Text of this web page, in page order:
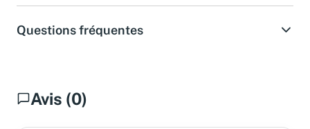
Questions fréquentes
Avis (0)